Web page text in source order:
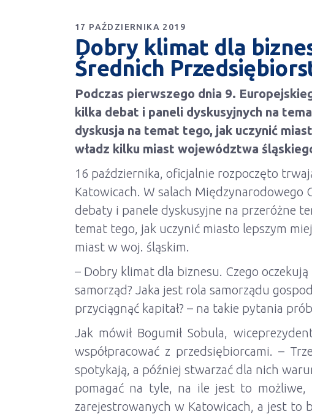
17 PAŹDZIERNIKA 2019
Dobry klimat dla
Średnich
Podczas pierwszego dnia 9.
kilka debat i paneli dyskusyjnych na
dyskusja na temat tego, jak uczynić
władz kilku miast województwa
16 października, oficjalnie rozpoczęto
Katowicach. W salach Międzynarodowego
debaty i panele dyskusyjne na przeróżne
temat tego, jak uczynić miasto lepszym
miast w woj. śląskim.
– Dobry klimat dla biznesu. Czego
samorząd? Jaka jest rola samorządu
przyciągnąć kapitał? – na takie pytania
Jak mówił Bogumił Sobula,
współpracować z przedsiębiorcami. –
spotykają, a później stwarzać dla nich
pomagać na tyle, na ile jest to możliwe,
zarejestrowanych w Katowicach, a jest to